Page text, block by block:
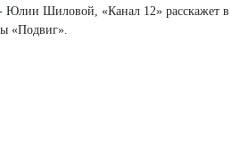
Юлии Шиловой, «Канал 12» расскажет в
«Подвиг».